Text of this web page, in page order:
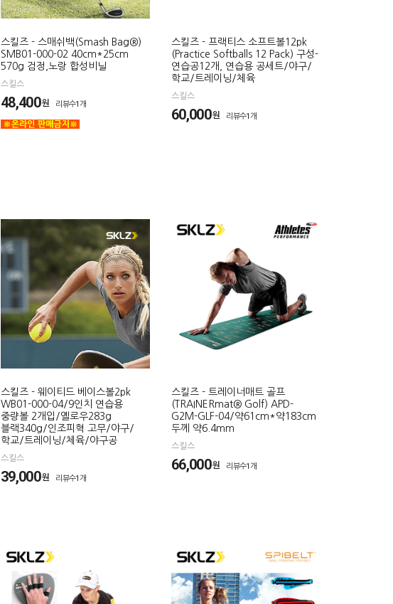
스킬즈 - 스매쉬백(Smash Bag®)
SMB01-000-02 40cm*25cm
570g 검정,노랑 합성비닐
스킬스
48,400원 리뷰수1개
스킬즈 - 프랙티스 소프트볼12pk
(Practice Softballs 12 Pack) 구성-
연습공12개, 연습용 공세트/야구/
학교/트레이닝/체육
스킬스
60,000원 리뷰수1개
스킬즈 - 웨이티드 베이스볼2pk
WB01-000-04/9인치 연습용
중량볼 2개입/옐로우283g
블랙340g/인조피혁 고무/야구/
학교/트레이닝/체육/야구공
스킬스
39,000원 리뷰수1개
스킬즈 - 트레이너매트 골프
(TRAINERmat® Golf) APD-
G2M-GLF-04/약61cm*약183cm
두께 약6.4mm
스킬스
66,000원 리뷰수1개